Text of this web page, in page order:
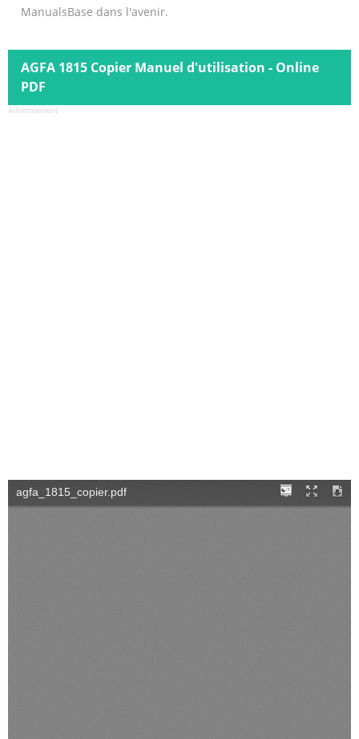
ManualsBase dans l'avenir.
AGFA 1815 Copier Manuel d'utilisation - Online
PDF
Advertisement